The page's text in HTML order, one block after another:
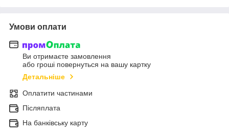
Умови оплати
Ви отримаєте замовлення
або гроші повернуться на вашу картку
Детальніше
Оплатити частинами
Післяплата
На банківську карту